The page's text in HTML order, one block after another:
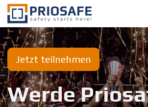
Zum Inhalt springen
Jetzt teilnehmen
Werde